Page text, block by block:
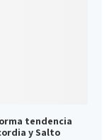
tendencia
y Salto